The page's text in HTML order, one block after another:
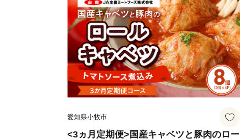
愛知県小牧市
<3ヵ月定期便>国産キャベツと豚肉のロー